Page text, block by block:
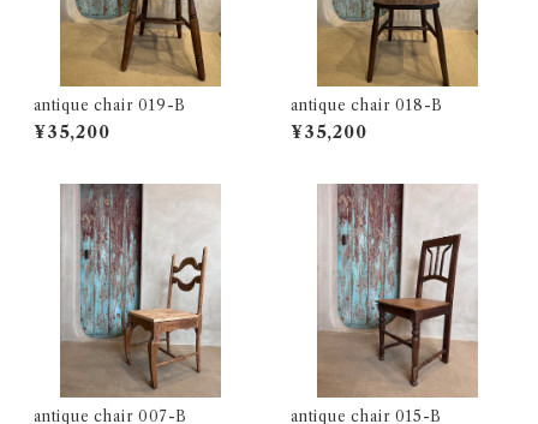
antique chair 019-B
¥35,200
antique chair 018-B
¥35,200
antique chair 007-B antique chair 015-B